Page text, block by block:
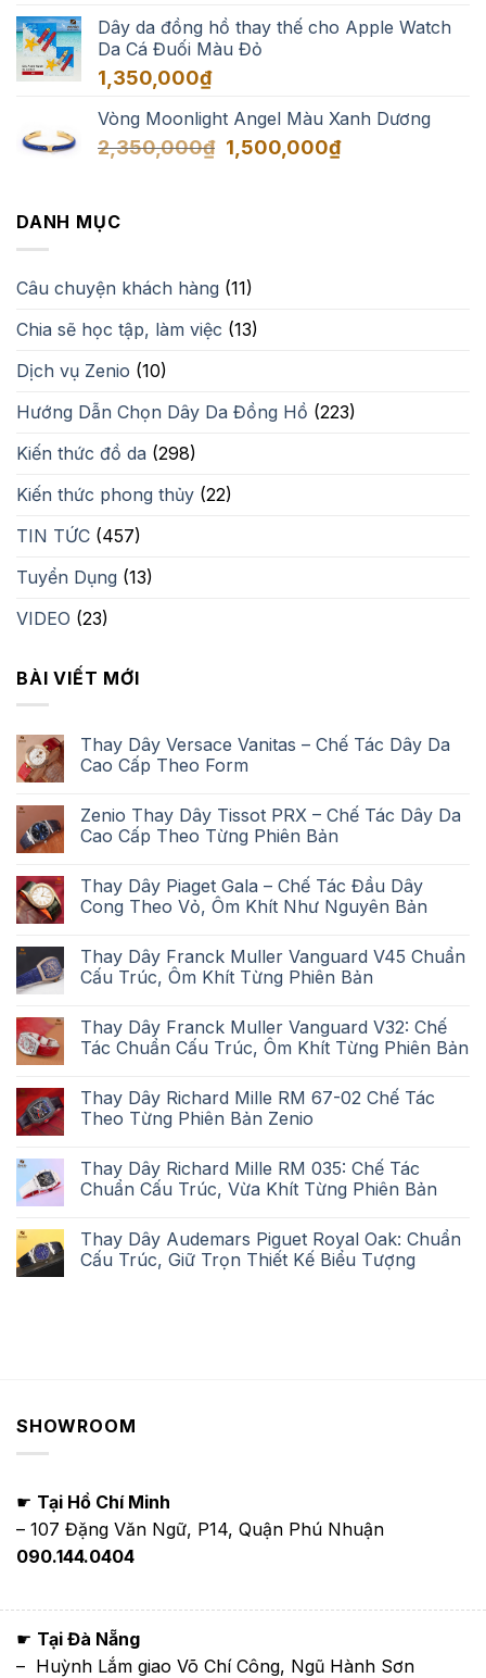
Dây da đồng hồ thay thế cho Apple Watch
Da Cá Đuối Màu Đỏ
1,350,000₫
Vòng Moonlight Angel Màu Xanh Dương
2,350,000₫ Giá
1,500,000₫Giá
DANH MỤC
Câu chuyện khách hàng (11)
Chia sẽ học tập, làm việc (13)
Dịch vụ Zenio (10)
Hướng Dẫn Chọn Dây Da Đồng Hồ (223)
Kiến thức đồ da (298)
Kiến thức phong thủy (22)
TIN TỨC (457)
Tuyển Dụng (13)
VIDEO (23)
BÀI VIẾT MỚI
Thay Dây Versace Vanitas – Chế Tác Dây Da
Cao Cấp Theo Form
Zenio Thay Dây Tissot PRX – Chế Tác Dây Da
Cao Cấp Theo Từng Phiên Bản
Thay Dây Piaget Gala – Chế Tác Đầu Dây
Cong Theo Vỏ, Ôm Khít Như Nguyên Bản
Thay Dây Franck Muller Vanguard V45 Chuẩn
Cấu Trúc, Ôm Khít Từng Phiên Bản
Thay Dây Franck Muller Vanguard V32: Chế
Tác Chuẩn Cấu Trúc, Ôm Khít Từng Phiên Bản
Thay Dây Richard Mille RM 67-02 Chế Tác
Theo Từng Phiên Bản Zenio
Thay Dây Richard Mille RM 035: Chế Tác
Chuẩn Cấu Trúc, Vừa Khít Từng Phiên Bản
Thay Dây Audemars Piguet Royal Oak: Chuẩn
Cấu Trúc, Giữ Trọn Thiết Kế Biểu Tượng
SHOWROOM
☛ Tại Hồ Chí Minh
– 107 Đặng Văn Ngữ, P14, Quận Phú Nhuận
090.144.0404
☛ Tại Đà Nẵng
– Huỳnh Lắm giao Võ Chí Công, Ngũ Hành Sơn